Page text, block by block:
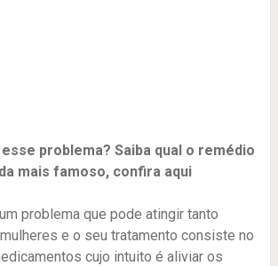
problema? Saiba qual o remédio
mais famoso, confira aqui
problema que pode atingir tanto
e o seu tratamento consiste no
cujo intuito é aliviar os